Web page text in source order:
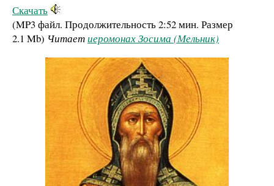
Скачать
(MP3 файл. Продолжительность2:52 мин. Размер
2.1 Mb) Читаетиеромонах Зосима (Мельник)